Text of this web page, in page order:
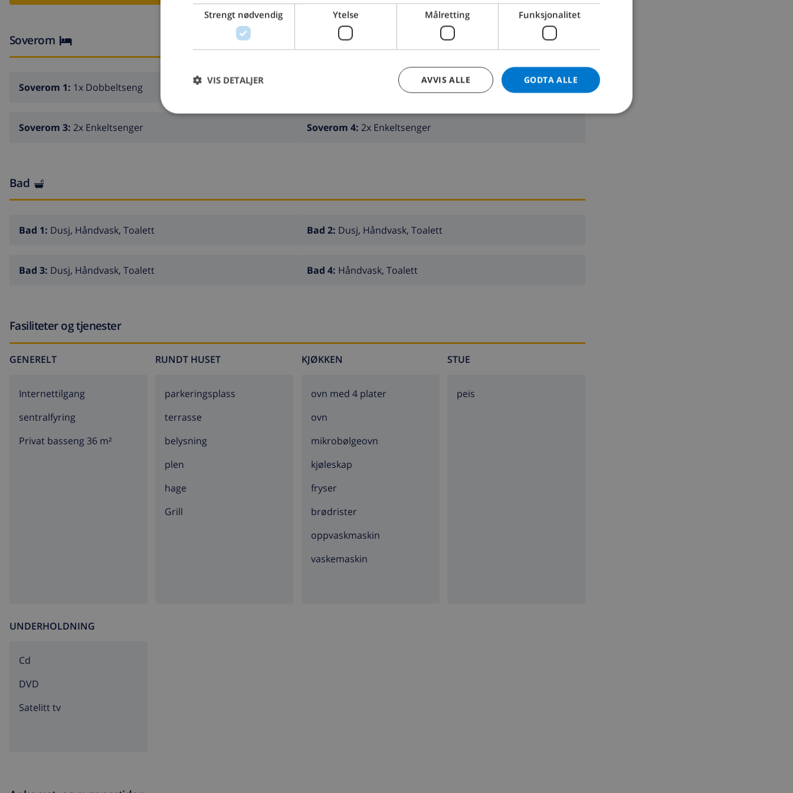
Soverom
Soverom 1: 1x Dobbeltseng 1x Dobbeltseng
Soverom 3: 2x Enkeltsenger Soverom 4: 2x Enkeltsenger
Bad
Bad 1: Dusj, Håndvask, Toalett Bad 2: Dusj, Håndvask, Toalett
Bad 3: Dusj, Håndvask, Toalett Bad 4: Håndvask, Toalett
Fasiliteter og tjenester
GENERELT
Internettilgang
sentralfyring
Privat basseng 36 m²
RUNDT HUSET
parkeringsplass
terrasse
belysning
plen
hage
grill
KJØKKEN
ovn med 4 plater
ovn
mikrobølgeovn
kjøleskap
fryser
brødrister
oppvaskmaskin
vaskemaskin
STUE
peis
UNDERHOLDNING
cd
DVD
Satelitt tv
GERMAN
CATALAN
ITALIAN
NORWEGIAN
Strengt nødvendig Ytelse Målretting Funksjonalitet
GODTA ALLE
AVVIS ALLE
VIS DETALJER